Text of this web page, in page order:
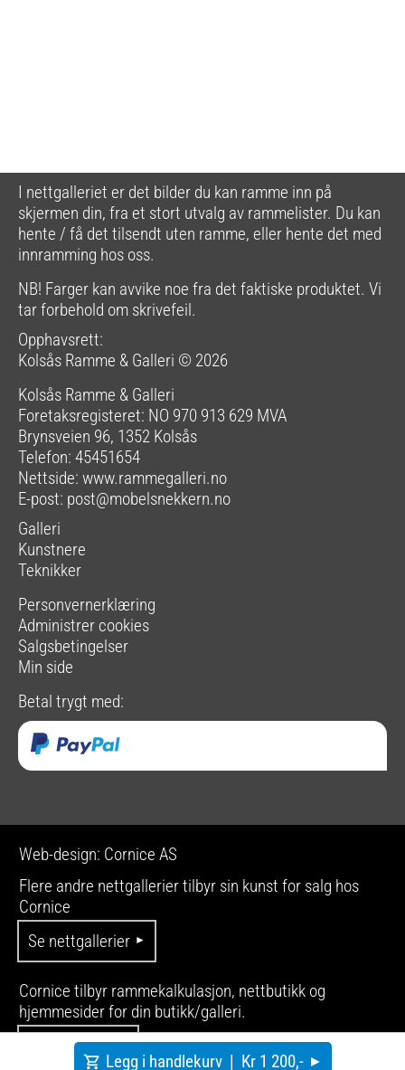
Legg i handlekurv | Kr 1 200,-
I nettgalleriet er det bilder du kan ramme inn på
skjermen din, fra et stort utvalg av rammelister. Du kan
hente / få det tilsendt uten ramme, eller hente det med
innramming hos oss.
NB! Farger kan avvike noe fra det faktiske produktet. Vi
tar forbehold om skrivefeil.
Opphavsrett:
Kolsås Ramme & Galleri © 2026
Kolsås Ramme & Galleri
Foretaksregisteret: NO 970 913 629 MVA
Brynsveien 96, 1352 Kolsås
Telefon: 45451654
Nettside: www.rammegalleri.no
E-post: post@mobelsnekkern.no
Galleri
Kunstnere
Teknikker
Personvernerklæring
Administrer cookies
Salgsbetingelser
Min side
Betal trygt med:
Web-design: Cornice AS
Flere andre nettgallerier tilbyr sin kunst for salg hos
Cornice
Se nettgallerier
Cornice tilbyr rammekalkulasjon, nettbutikk og
hjemmesider for din butikk/galleri.
Se produkter